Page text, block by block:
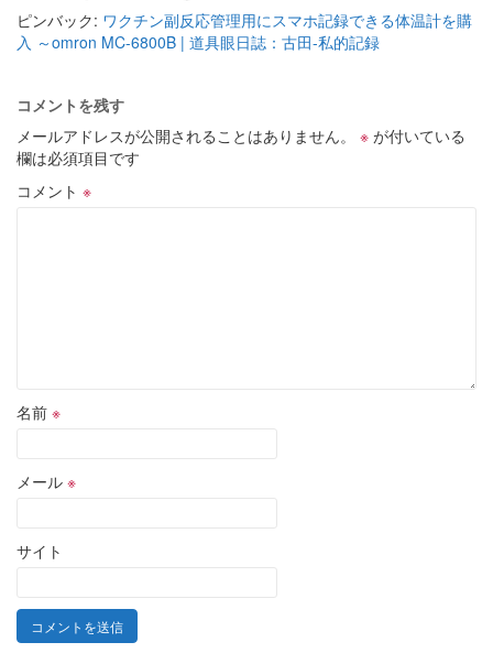
ピンバック: ワクチン副反応管理用にスマホ記録できる体温計を購
入 ～omron MC-6800B | 道具眼日誌：古田-私的記録
コメントを残す
メールアドレスが公開されることはありません。
※ が付いている
欄は必須項目です
コメント ※
名前 ※
メール ※
サイト